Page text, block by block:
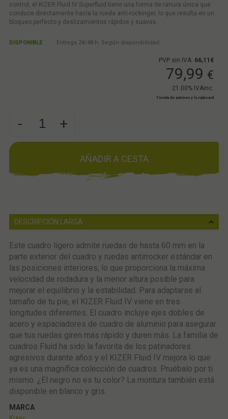
control, el KIZER Fluid IV Superfluid tiene una forma de ranura única que
conduce directamente hacia la rueda anti-rockinger, lo que resulta en un
bloqueo perfecto y deslizamientos rápidos y suaves.
DISPONIBLE Entrega 24/48 h. Según disponibilidad.
PVP sin IVA: 66,11€
79,99 €
21.00% IVAinc.
Tienda de patines y longboard
- +
AÑADIR A CESTA
DESCRIPCIÓN LARGA
Este cuadro ligero admite ruedas de hasta 60 mm en la
parte exterior del cuadro y ruedas antirrocker estándar en
las posiciones interiores, lo que proporciona la máxima
velocidad de rodadura y la menor altura posible para
mejorar el equilibrio y la estabilidad. Para adaptarse al
tamaño de tu pie, el KIZER Fluid IV viene en tres
longitudes diferentes. El cuadro incluye ejes dobles de
acero y espaciadores de cuadro de aluminio para asegurar
que tus ruedas giren más rápido y duren más. La familia de
cuadros Fluid ha sido la favorita de los patinadores
agresivos durante años y el KIZER Fluid IV mejora lo que
ya es una magnífica colección de cuadros. Pruébalo por ti
mismo. ¿El negro no es tu color? La montura también está
disponible en blanco y gris.
MARCA